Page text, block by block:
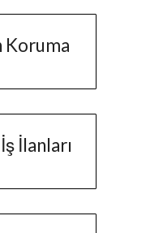
Koruma
İlanları